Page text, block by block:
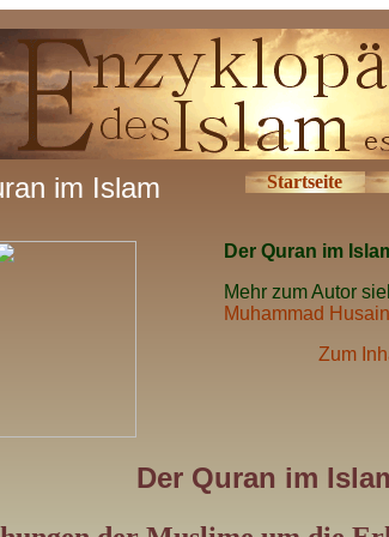
im Islam Startseite
Der Quran im
Mehr zum Autor
Muhammad
Zum
Der Quran im